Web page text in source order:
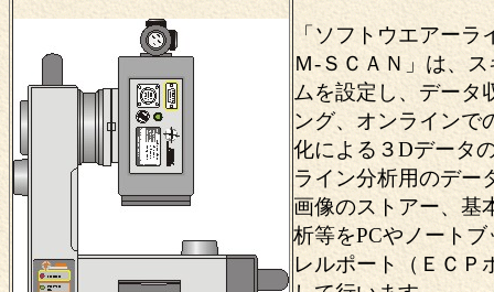
「ソフトウエアー
Ｍ-ＳＣＡＮ」は、
ムを設定し、データ
ング、オンラインで
化による３Dデータ
ライン分析用のデー
画像のストアー、基
析等をPCやノート
レルポート（ＥＣＰ